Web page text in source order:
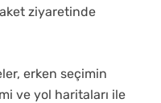
ziyaretinde
erken seçimin
ve yol haritaları ile